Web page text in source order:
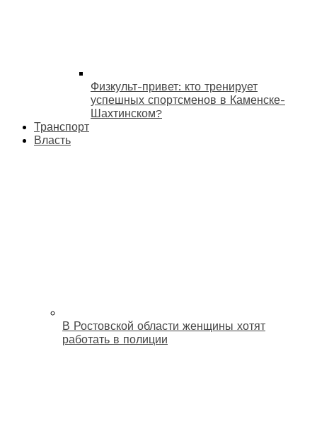
Физкульт-привет: кто тренирует
успешных спортсменов в Каменске-
Шахтинском?
Транспорт
Власть
В Ростовской области женщины хотят
работать в полиции